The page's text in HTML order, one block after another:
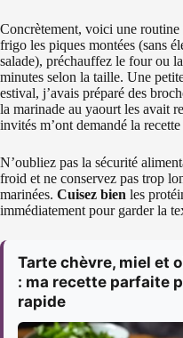
Concrètement, voici une
frigo les piques montées (sans
salade), préchauffez le four ou
minutes selon la taille. Une
estival, j’avais préparé des
la marinade au yaourt les avait
invités m’ont demandé la
N’oubliez pas la sécurité
froid et ne conservez pas trop
marinées. Cuisez bien les
immédiatement pour garder la
Tarte chèvre, miel et
: ma recette parfaite
rapide